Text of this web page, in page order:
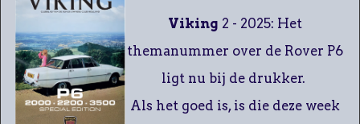
Viking 2 - 2025: Het
themanummer over de Rover P6
ligt nu bij de drukker.
Als het goed is, is die deze week